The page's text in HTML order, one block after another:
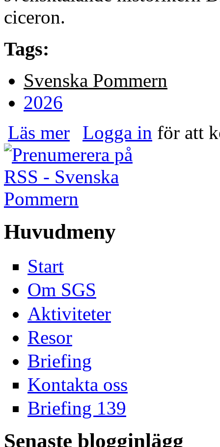
ciceron.
Tags:
Svenska Pommern
2026
Läs mer om Svenska Pommern 9 - 15 september 2026
Logga in för att
Huvudmeny
Start
Om SGS
Aktiviteter
Resor
Briefing
Kontakta oss
Briefing 139
Senaste blogginlägg